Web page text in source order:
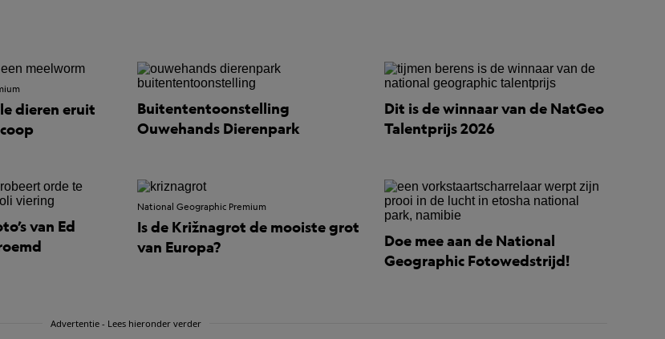
dieren eruit
Buitententoonstelling
Ouwehands Dierenpark
Dit is de winnaar van de NatGeo
Talentprijs 2026
van Ed
National Geographic Premium
Is de Križnagrot de mooiste grot
van Europa?
Doe mee aan de National
Geographic Fotowedstrijd!
Advertentie - Lees hieronder verder